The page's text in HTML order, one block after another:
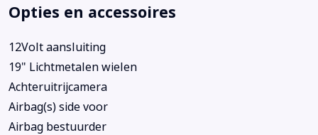
Opties en accessoires
12Volt aansluiting
19" Lichtmetalen wielen
Achteruitrijcamera
Airbag(s) side voor
Airbag bestuurder